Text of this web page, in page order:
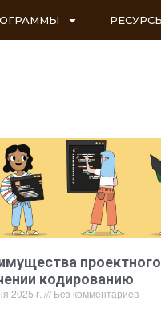
кодированию
2025 г. Без комментариев